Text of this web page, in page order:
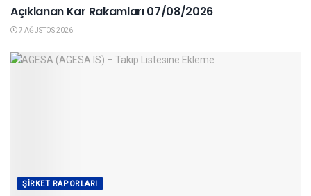
Açıklanan Kar Rakamları 07/08/2026
7 AĞUSTOS 2026
ŞIRKET RAPORLARI